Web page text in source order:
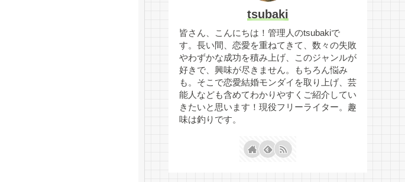
tsubaki
皆さん、こんにちは！管理人のtsubakiで
す。長い間、恋愛を重ねてきて、数々の失敗
やわずかな成功を積み上げ、このジャンルが
好きで、興味が尽きません。もちろん悩み
も。そこで恋愛結婚モンダイを取り上げ、芸
能人なども含めてわかりやすくご紹介してい
きたいと思います！現役フリーライター。趣
味は釣りです。